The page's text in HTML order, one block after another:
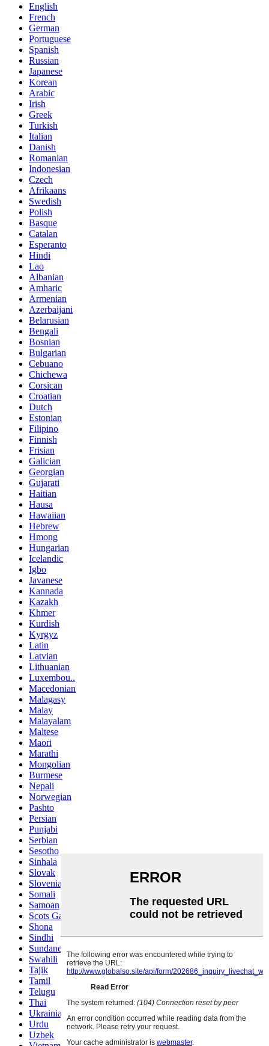
English
French
German
Portuguese
Spanish
Russian
Japanese
Korean
Arabic
Irish
Greek
Turkish
Italian
Danish
Romanian
Indonesian
Czech
Afrikaans
Swedish
Polish
Basque
Catalan
Esperanto
Hindi
Lao
Albanian
Amharic
Armenian
Azerbaijani
Belarusian
Bengali
Bosnian
Bulgarian
Cebuano
Chichewa
Corsican
Croatian
Dutch
Estonian
Filipino
Finnish
Frisian
Galician
Georgian
Gujarati
Haitian
Hausa
Hawaiian
Hebrew
Hmong
Hungarian
Icelandic
Igbo
Javanese
Kannada
Kazakh
Khmer
Kurdish
Kyrgyz
Latin
Latvian
Lithuanian
Luxembou..
Macedonian
Malagasy
Malay
Malayalam
Maltese
Maori
Marathi
Mongolian
Burmese
Nepali
Norwegian
Pashto
Persian
Punjabi
Serbian
Sesotho
Sinhala
Slovak
Slovenian
Somali
Samoan
Scots Gaelic
Shona
Sindhi
Sundanese
Swahili
Tajik
Tamil
Telugu
Thai
Ukrainian
Urdu
Uzbek